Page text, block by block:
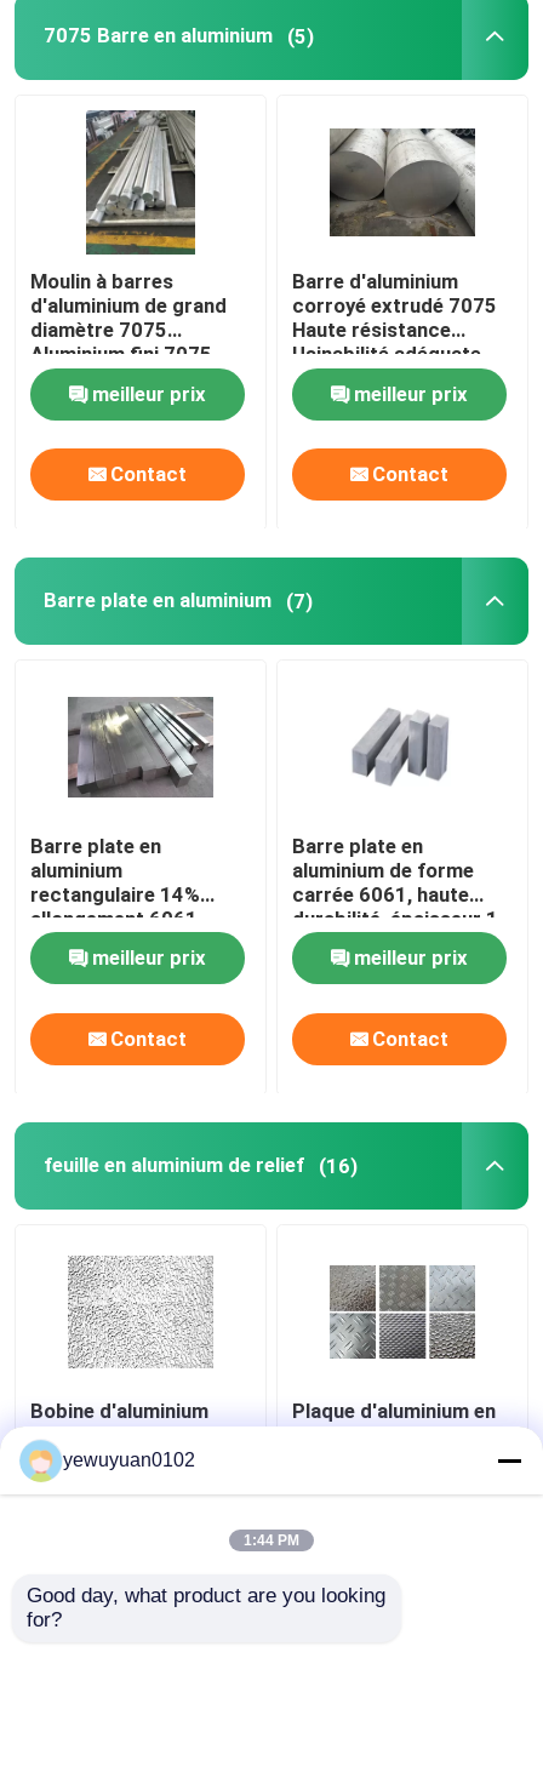
7075 Barre en aluminium (5)
Moulin à barres
d'aluminium de grand
diamètre 7075
Aluminium fini 7075
T651 Astm Standard
meilleur prix
Contact
Barre d'aluminium
corroyé extrudé 7075
Haute résistance
Usinabilité adéquate
meilleur prix
Contact
Barre plate en aluminium (7)
Barre plate en
aluminium
rectangulaire 14%
allongement 6061
Grade pour la
construction
d'aéronefs
meilleur prix
Contact
Barre plate en
aluminium de forme
carrée 6061, haute
durabilité, épaisseur 1 -
200MM
meilleur prix
Contact
feuille en aluminium de relief (16)
Bobine d'aluminium
gaufré en stuc
commercial,
installation facile à
Contact
Plaque d'aluminium en
Contact
yewuyuan0102
1:44 PM
Good day, what product are you looking
for?